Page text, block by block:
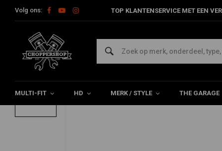
Volg ons: TOP KLANTENSERVICE MET EEN
MULTI-FIT HD MERK / STYLE THE GARAGE
Home HD Motorblok Parts & Covers Primary Covers Harley
Buitenste primaire kap gepolijst FX 4-SP
0/5 (0 reviews)